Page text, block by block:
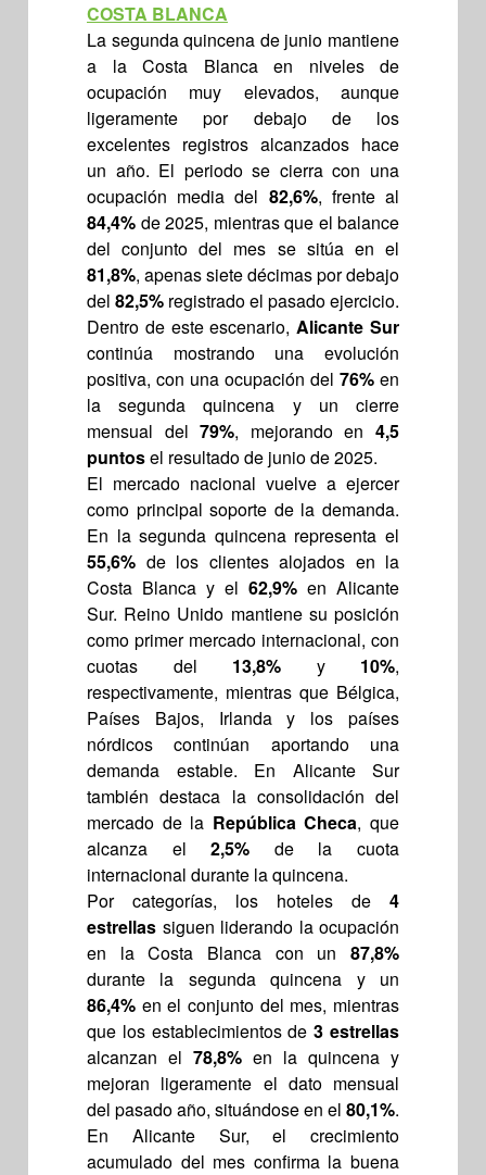
COSTA BLANCA
La segunda quincena de junio mantiene
a la Costa Blanca en niveles de
ocupación muy elevados, aunque
ligeramente por debajo de los
excelentes registros alcanzados hace
un año. El periodo se cierra con una
ocupación media del 82,6%, frente al
84,4% de 2025, mientras que el balance
del conjunto del mes se sitúa en el
81,8%, apenas siete décimas por debajo
del 82,5% registrado el pasado ejercicio.
Dentro de este escenario,Alicante Sur
continúa mostrando una evolución
positiva, con una ocupación del 76% en
la segunda quincena y un cierre
mensual del79%, mejorando en4,5
puntosel resultado de junio de 2025.
El mercado nacional vuelve a ejercer
como principal soporte de la demanda.
En la segunda quincena representa el
55,6% de los clientes alojados en la
Costa Blanca y el 62,9% en Alicante
Sur. Reino Unido mantiene su posición
como primer mercado internacional, con
cuotas del 13,8% y 10%,
respectivamente, mientras que Bélgica,
Países Bajos, Irlanda y los países
nórdicos continúan aportando una
demanda estable. En Alicante Sur
también destaca la consolidación del
mercado de la República Checa, que
alcanza el2,5% de la cuota
internacional durante la quincena.
Por categorías, los hoteles de 4
estrellas siguen liderando la ocupación
en la Costa Blanca con un 87,8%
durante la segunda quincena y un
86,4% en el conjunto del mes, mientras
que los establecimientos de3 estrellas
alcanzan el 78,8% en la quincena y
mejoran ligeramente el dato mensual
del pasado año, situándose en el 80,1%.
En Alicante Sur, el crecimiento
acumulado del mes confirma la buena